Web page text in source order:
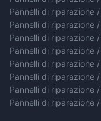
Pannelli di riparazione
Pannelli di riparazione
Pannelli di riparazione
Pannelli di riparazione
Pannelli di riparazione
Pannelli di riparazione
Pannelli di riparazione
Pannelli di riparazione